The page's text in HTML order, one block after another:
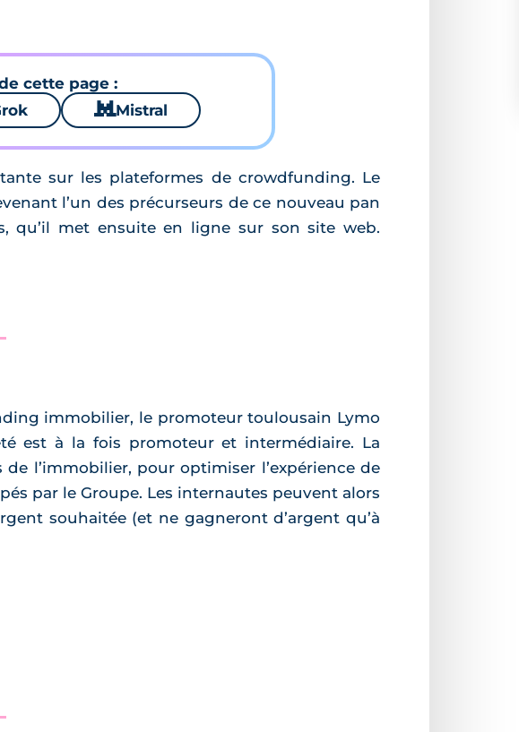
cette page :
🐱 Mistral
sur les plateformes de crowdfunding. Le
l’un des précurseurs de ce nouveau pan
qu’il met ensuite en ligne sur son site web.
immobilier, le promoteur toulousain Lymo
est à la fois promoteur et intermédiaire. La
l’immobilier, pour optimiser l’expérience de
par le Groupe. Les internautes peuvent alors
souhaitée (et ne gagneront d’argent qu’à